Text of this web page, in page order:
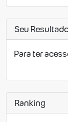
Seu
Para ter
Ranking